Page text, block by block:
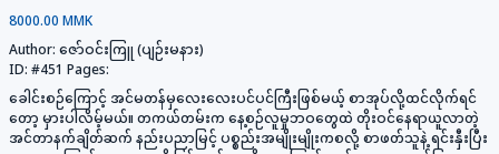
8000.00 MMK
Author: ဇော်ဝင်းကြူ (ပျဉ်းမနား)
ID: #451 Pages:
ခေါင်းစဉ်ကြောင့် အင်မတန်မှလေးလေးပင်ပင်ကြီးဖြစ်မယ့် စာအုပ်လို့ထင်လိုက်ရင်
တော့ မှားပါလိမ့်မယ်။ တကယ်တမ်းက နေ့စဉ်လူမှုဘဝတွေထဲ တိုးဝင်နေရာယူလာတဲ့
အင်တာနက်ချိတ်ဆက် နည်းပညာမြင့် ပစ္စည်းအမျိုးမျိုးကစလို့ စာဖတ်သူနဲ့ ရင်းနှီးပြီး